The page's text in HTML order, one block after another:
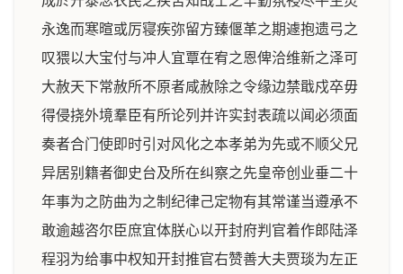
永逸而寒暄或厉寝疾弥留方臻偃革之期遽抱遗弓之
叹猥以大宝付与冲人宜覃在宥之恩俾洽维新之泽可
大赦天下常赦所不原者咸赦除之令缘边禁戢戍卒毋
得侵挠外境羣臣有所论列并许实封表疏以闻必须面
奏者合门使即时引对风化之本孝弟为先或不顺父兄
异居别籍者御史台及所在纠察之先皇帝创业垂二十
年事为之防曲为之制纪律己定物有其常谨当遵承不
敢逾越咨尔臣庶宜体朕心以开封府判官着作郎陆泽
程羽为给事中权知开封推官右赞善大夫贾琰为左正